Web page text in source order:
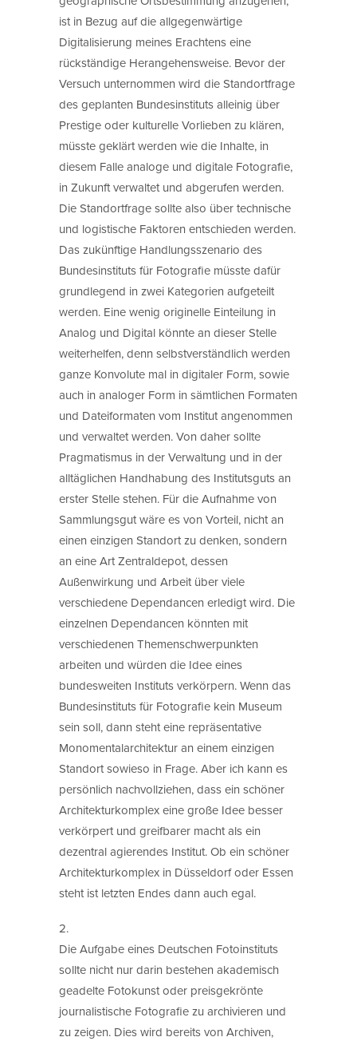
ist in Bezug auf die allgegenwärtige
Digitalisierung meines Erachtens eine
rückständige Herangehensweise. Bevor der
Versuch unternommen wird die Standortfrage
des geplanten Bundesinstituts alleinig über
Prestige oder kulturelle Vorlieben zu klären,
müsste geklärt werden wie die Inhalte, in
diesem Falle analoge und digitale Fotografie,
in Zukunft verwaltet und abgerufen werden.
Die Standortfrage sollte also über technische
und logistische Faktoren entschieden werden.
Das zukünftige Handlungsszenario des
Bundesinstituts für Fotografie müsste dafür
grundlegend in zwei Kategorien aufgeteilt
werden. Eine wenig originelle Einteilung in
Analog und Digital könnte an dieser Stelle
weiterhelfen, denn selbstverständlich werden
ganze Konvolute mal in digitaler Form, sowie
auch in analoger Form in sämtlichen Formaten
und Dateiformaten vom Institut angenommen
und verwaltet werden. Von daher sollte
Pragmatismus in der Verwaltung und in der
alltäglichen Handhabung des Institutsguts an
erster Stelle stehen. Für die Aufnahme von
Sammlungsgut wäre es von Vorteil, nicht an
einen einzigen Standort zu denken, sondern
an eine Art Zentraldepot, dessen
Außenwirkung und Arbeit über viele
verschiedene Dependancen erledigt wird. Die
einzelnen Dependancen könnten mit
verschiedenen Themenschwerpunkten
arbeiten und würden die Idee eines
bundesweiten Instituts verkörpern. Wenn das
Bundesinstituts für Fotografie kein Museum
sein soll, dann steht eine repräsentative
Monomentalarchitektur an einem einzigen
Standort sowieso in Frage. Aber ich kann es
persönlich nachvollziehen, dass ein schöner
Architekturkomplex eine große Idee besser
verkörpert und greifbarer macht als ein
dezentral agierendes Institut. Ob ein schöner
Architekturkomplex in Düsseldorf oder Essen
steht ist letzten Endes dann auch egal.
2.
Die Aufgabe eines Deutschen Fotoinstituts
sollte nicht nur darin bestehen akademisch
geadelte Fotokunst oder preisgekrönte
journalistische Fotografie zu archivieren und
zu zeigen. Dies wird bereits von Archiven,